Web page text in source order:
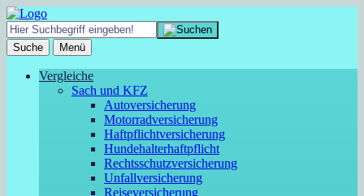
Suche Menü
Vergleiche
Sach und KFZ
Autoversicherung
Motorradversicherung
Haftpflichtversicherung
Hundehalterhaftpflicht
Rechtsschutzversicherung
Unfallversicherung
Reiseversicherung